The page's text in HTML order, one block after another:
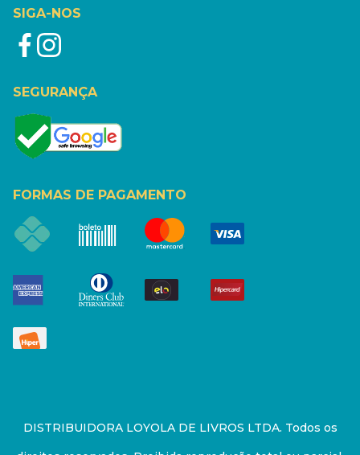
SIGA-NOS
SEGURANÇA
FORMAS DE PAGAMENTO
DISTRIBUIDORA LOYOLA DE LIVROS LTDA. Todos os